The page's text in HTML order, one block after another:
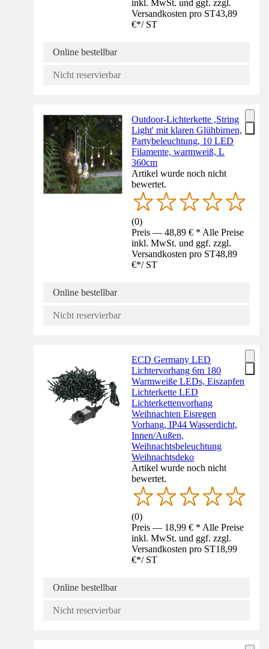
inkl. MwSt. und ggf. zzgl.
Versandkosten pro ST43,89
€*/ ST
Online bestellbar
Nicht reservierbar
Outdoor-Lichterkette ,String
Light' mit klaren Glühbirnen,
Partybeleuchtung, 10 LED
Filamente, warmweiß, L
360cm
Artikel wurde noch nicht
bewertet.
(0)
Preis — 48,89 € * Alle Preise
inkl. MwSt. und ggf. zzgl.
Versandkosten pro ST48,89
€*/ ST
Online bestellbar
Nicht reservierbar
ECD Germany LED
Lichtervorhang 6m 180
Warmweiße LEDs, Eiszapfen
Lichterkette LED
Lichterkettenvorhang
Weihnachten Eisregen
Vorhang, IP44 Wasserdicht,
Innen/Außen,
Weihnachtsbeleuchtung
Weihnachtsdeko
Artikel wurde noch nicht
bewertet.
(0)
Preis — 18,99 € * Alle Preise
inkl. MwSt. und ggf. zzgl.
Versandkosten pro ST18,99
€*/ ST
Online bestellbar
Nicht reservierbar